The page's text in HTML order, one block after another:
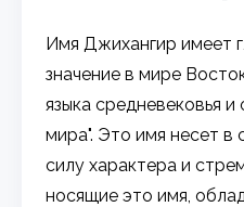
Имя Джихангир имеет
значение в мире
языка средневековья и
мира". Это имя несет в
силу характера и
носящие это имя,